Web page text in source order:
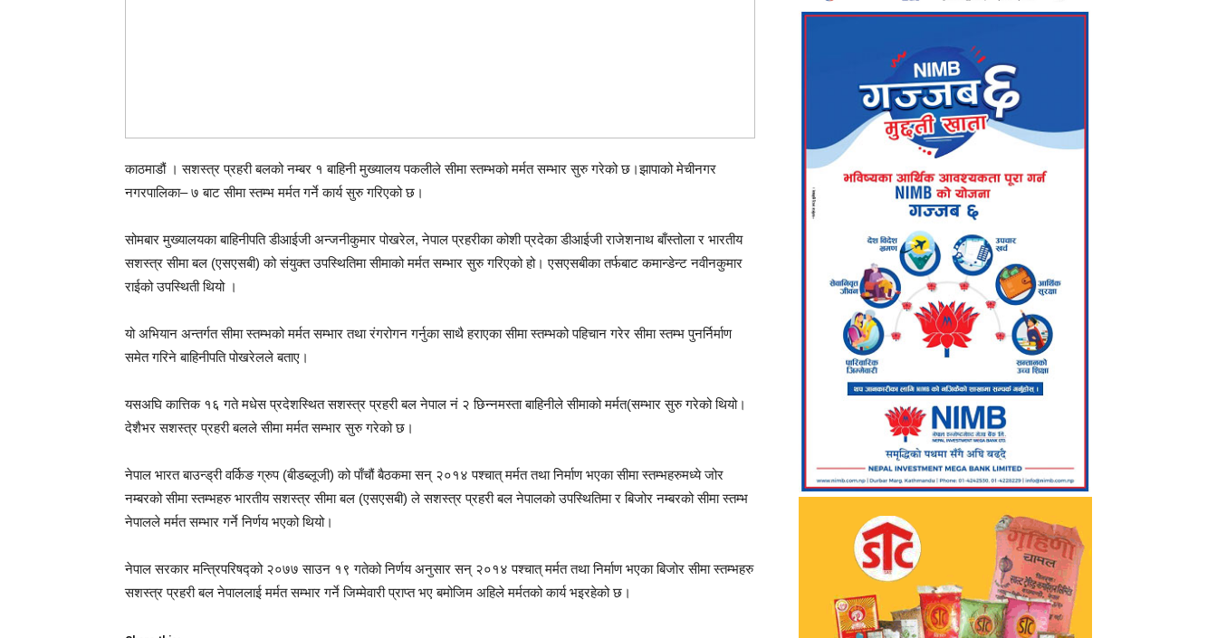
काठमाडौं । सशस्त्र प्रहरी बलको नम्बर १ बाहिनी मुख्यालय पकलीले सीमा स्तम्भको मर्मत सम्भार सुरु गरेको छ।झापाको मेचीनगर
नगरपालिका– ७ बाट सीमा स्तम्भ मर्मत गर्ने कार्य सुरु गरिएको छ।
सोमबार मुख्यालयका बाहिनीपति डीआईजी अन्जनीकुमार पोखरेल, नेपाल प्रहरीका कोशी प्रदेका डीआईजी राजेशनाथ बाँस्तोला र भारतीय
सशस्त्र सीमा बल (एसएसबी) को संयुक्त उपस्थितिमा सीमाको मर्मत सम्भार सुरु गरिएको हो। एसएसबीका तर्फबाट कमान्डेन्ट नवीनकुमार
राईको उपस्थिती थियो ।
यो अभियान अन्तर्गत सीमा स्तम्भको मर्मत सम्भार तथा रंगरोगन गर्नुका साथै हराएका सीमा स्तम्भको पहिचान गरेर सीमा स्तम्भ पुनर्निर्माण
समेत गरिने बाहिनीपति पोखरेलले बताए।
यसअघि कात्तिक १६ गते मधेस प्रदेशस्थित सशस्त्र प्रहरी बल नेपाल नं २ छिन्नमस्ता बाहिनीले सीमाको मर्मत(सम्भार सुरु गरेको थियो।
देशैभर सशस्त्र प्रहरी बलले सीमा मर्मत सम्भार सुरु गरेको छ।
नेपाल भारत बाउन्ड्री वर्किङ ग्रुप (बीडब्लूजी) को पाँचौं बैठकमा सन् २०१४ पश्चात् मर्मत तथा निर्माण भएका सीमा स्तम्भहरुमध्ये जोर
नम्बरको सीमा स्तम्भहरु भारतीय सशस्त्र सीमा बल (एसएसबी) ले सशस्त्र प्रहरी बल नेपालको उपस्थितिमा र बिजोर नम्बरको सीमा स्तम्भ
नेपालले मर्मत सम्भार गर्ने निर्णय भएको थियो।
नेपाल सरकार मन्त्रिपरिषद्को २०७७ साउन १९ गतेको निर्णय अनुसार सन् २०१४ पश्चात् मर्मत तथा निर्माण भएका बिजोर सीमा स्तम्भहरु
सशस्त्र प्रहरी बल नेपाललाई मर्मत सम्भार गर्ने जिम्मेवारी प्राप्त भए बमोजिम अहिले मर्मतको कार्य भइरहेको छ।